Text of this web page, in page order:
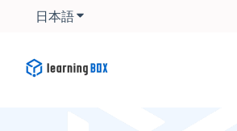
日本語翻訳のサブメニューを表示